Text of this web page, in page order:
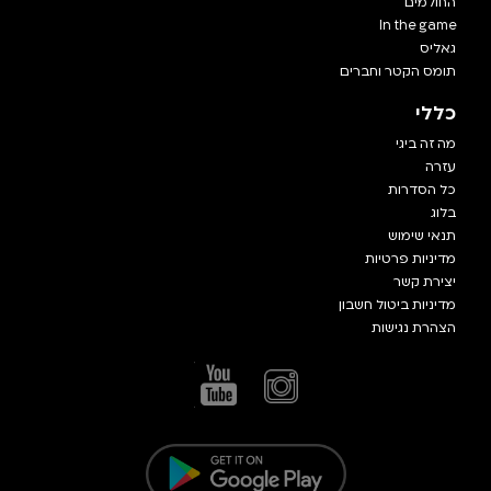
In the game
גאליס
תומס הקטר וחברים
כללי
מה זה ביגי
עזרה
כל הסדרות
בלוג
תנאי שימוש
מדיניות פרטיות
יצירת קשר
מדיניות ביטול חשבון
הצהרת נגישות